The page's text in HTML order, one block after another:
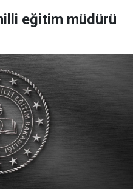
eğitim müdürü